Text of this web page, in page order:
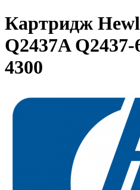
Картридж
Q2437A
4300